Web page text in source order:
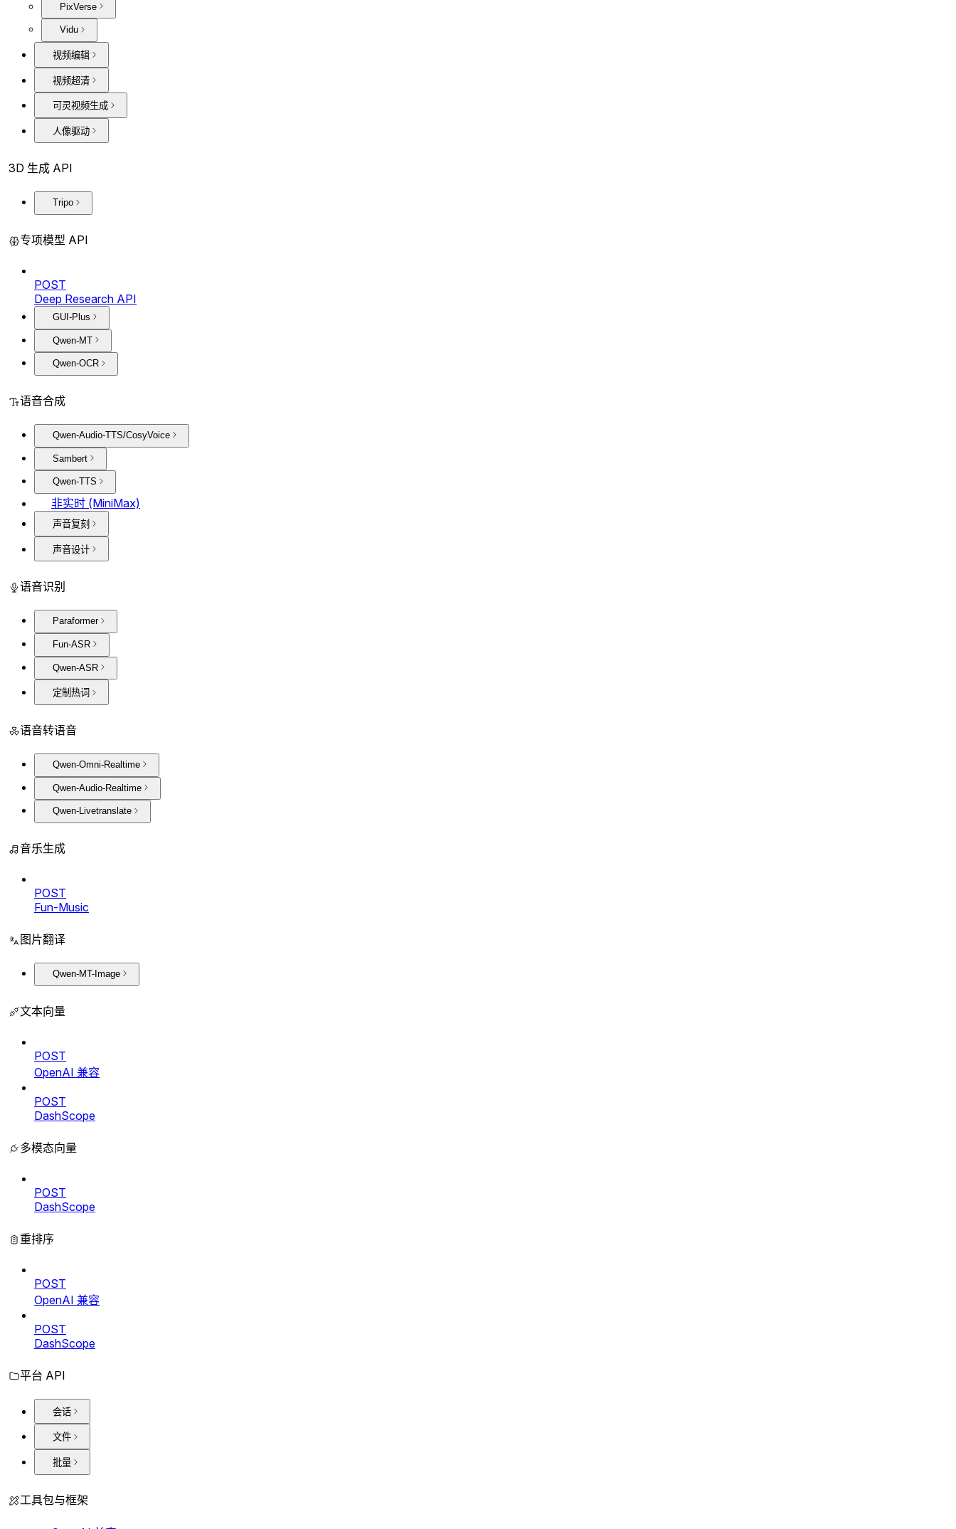
PixVerse
Vidu
视频编辑
视频超清
可灵视频生成
人像驱动
3D 生成 API
Tripo
专项模型 API
POST
Deep Research API
GUI-Plus
Qwen-MT
Qwen-OCR
语音合成
Qwen-Audio-TTS/CosyVoice
Sambert
Qwen-TTS
非实时 (MiniMax)
声音复刻
声音设计
语音识别
Paraformer
Fun-ASR
Qwen-ASR
定制热词
语音转语音
Qwen-Omni-Realtime
Qwen-Audio-Realtime
Qwen-Livetranslate
音乐生成
POST
Fun-Music
图片翻译
Qwen-MT-Image
文本向量
POST
OpenAI 兼容
POST
DashScope
多模态向量
POST
DashScope
重排序
POST
OpenAI 兼容
POST
DashScope
平台 API
会话
文件
批量
工具包与框架